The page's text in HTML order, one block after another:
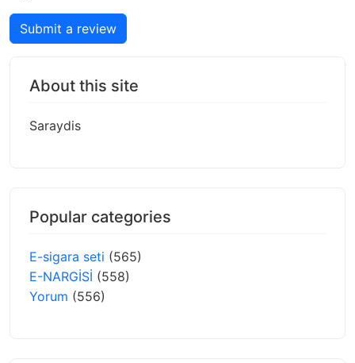
Submit a review
About this site
Saraydis
Popular categories
E-sigara seti (565)
E-NARGİSİ (558)
Yorum (556)